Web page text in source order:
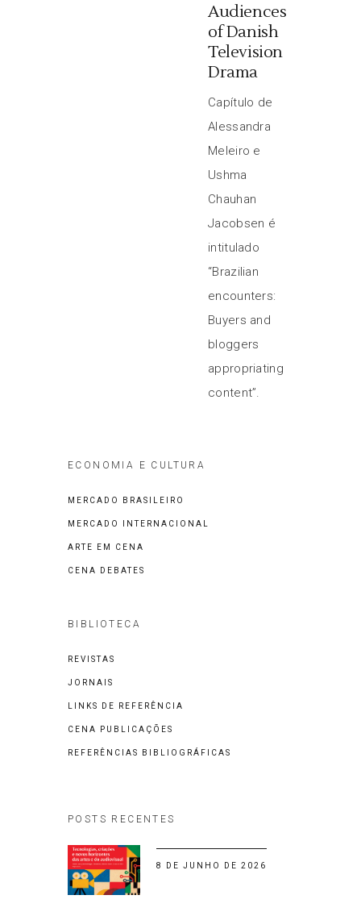
Audiences
of Danish
Television
Drama
Capítulo de
Alessandra
Meleiro e
Ushma
Chauhan
Jacobsen é
intitulado
“Brazilian
encounters:
Buyers and
bloggers
appropriating
content”.
ECONOMIA E CULTURA
MERCADO BRASILEIRO
MERCADO INTERNACIONAL
ARTE EM CENA
CENA DEBATES
BIBLIOTECA
REVISTAS
JORNAIS
LINKS DE REFERÊNCIA
CENA PUBLICAÇÕES
REFERÊNCIAS BIBLIOGRÁFICAS
POSTS RECENTES
8 DE JUNHO DE 2026